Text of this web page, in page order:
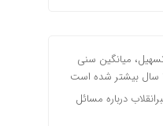
میانگین سنی
درباره مسائل